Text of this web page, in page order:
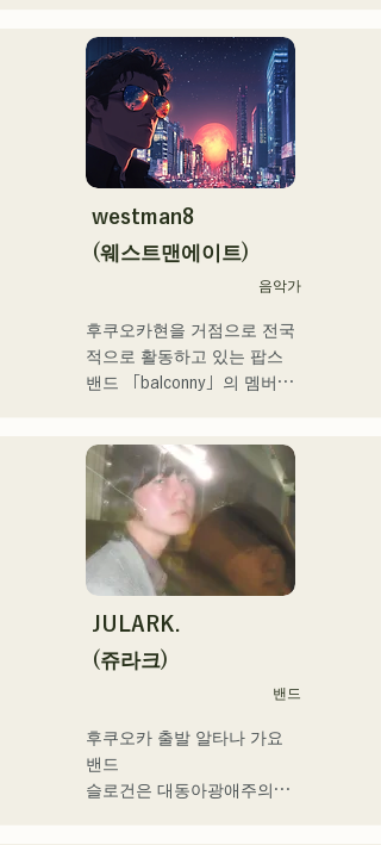
기록. 이 곡은 Spotify 공식
플레이리스트들이도 한다.
그 외에도 「홀로 라이브」
NEGI☆U에의 악곡 제공,
2022년말에 발표의 holox
「상야 리페인트」는 200만
재생을 돌파 등 메이저 씬으
후쿠오카 스쿨 오브 뮤직 &
스과 강사.
개성적인 배열로
노래 만들기
희망을 연주하고 말하는 밴
드
westman8
(웨스트맨에이트)
음악가
후쿠오카현을 거점으로 전국
적으로 활동하고 있는 팝스
밴드 「balconny」의 멤버인
부터 솔로 프로젝트를 시동.
음악 생성 AI를 활용한 악곡
을 제작해 전달하고 있다.
2025년 2월 미니앨범을 3작
연속 발매, 1st 미니앨범 'the
City Pop vol.1'에 수록된
'Gift'가 'KBC MUSIC
SPLASH' 3월기 헤비로테이
션으로 선정된다.
2025년 1월 1일부터 시작한
개월간 등록자 4만명을 넘어
지금도 늘고 있다.
밴드맨, 음악 작가, 기업 경영
JULARK.
(쥬라크)
밴드
후쿠오카 출발 알타나 가요
밴드
슬로건은 대동아광애주의